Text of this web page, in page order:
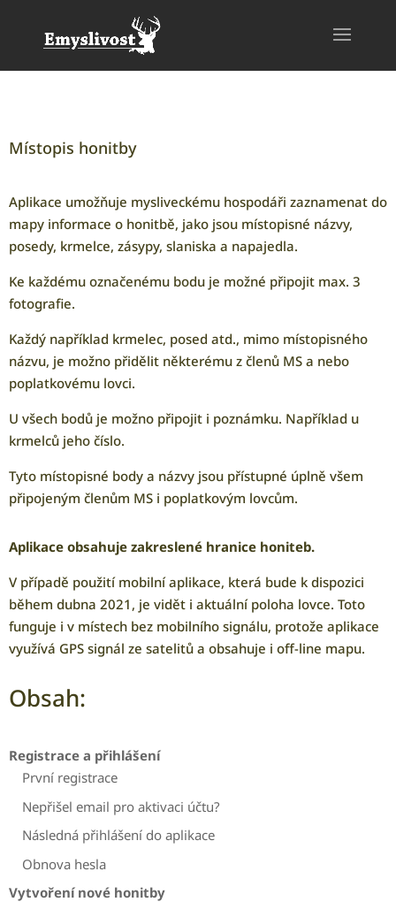
Místopis honitby
Aplikace umožňuje mysliveckému hospodáři zaznamenat do
mapy informace o honitbě, jako jsou místopisné názvy,
posedy, krmelce, zásypy, slaniska a napajedla.
Ke každému označenému bodu je možné připojit max. 3
fotografie.
Každý například krmelec, posed atd., mimo místopisného
názvu, je možno přidělit některému z členů MS a nebo
poplatkovému lovci.
U všech bodů je možno připojit i poznámku. Například u
krmelců jeho číslo.
Tyto místopisné body a názvy jsou přístupné úplně všem
připojeným členům MS i poplatkovým lovcům.
Aplikace obsahuje zakreslené hranice honiteb.
V případě použití mobilní aplikace, která bude k dispozici
během dubna 2021, je vidět i aktuální poloha lovce. Toto
funguje i v místech bez mobilního signálu, protože aplikace
využívá GPS signál ze satelitů a obsahuje i off-line mapu.
Obsah:
Registrace a přihlášení
První registrace
Nepřišel email pro aktivaci účtu?
Následná přihlášení do aplikace
Obnova hesla
Vytvoření nové honitby